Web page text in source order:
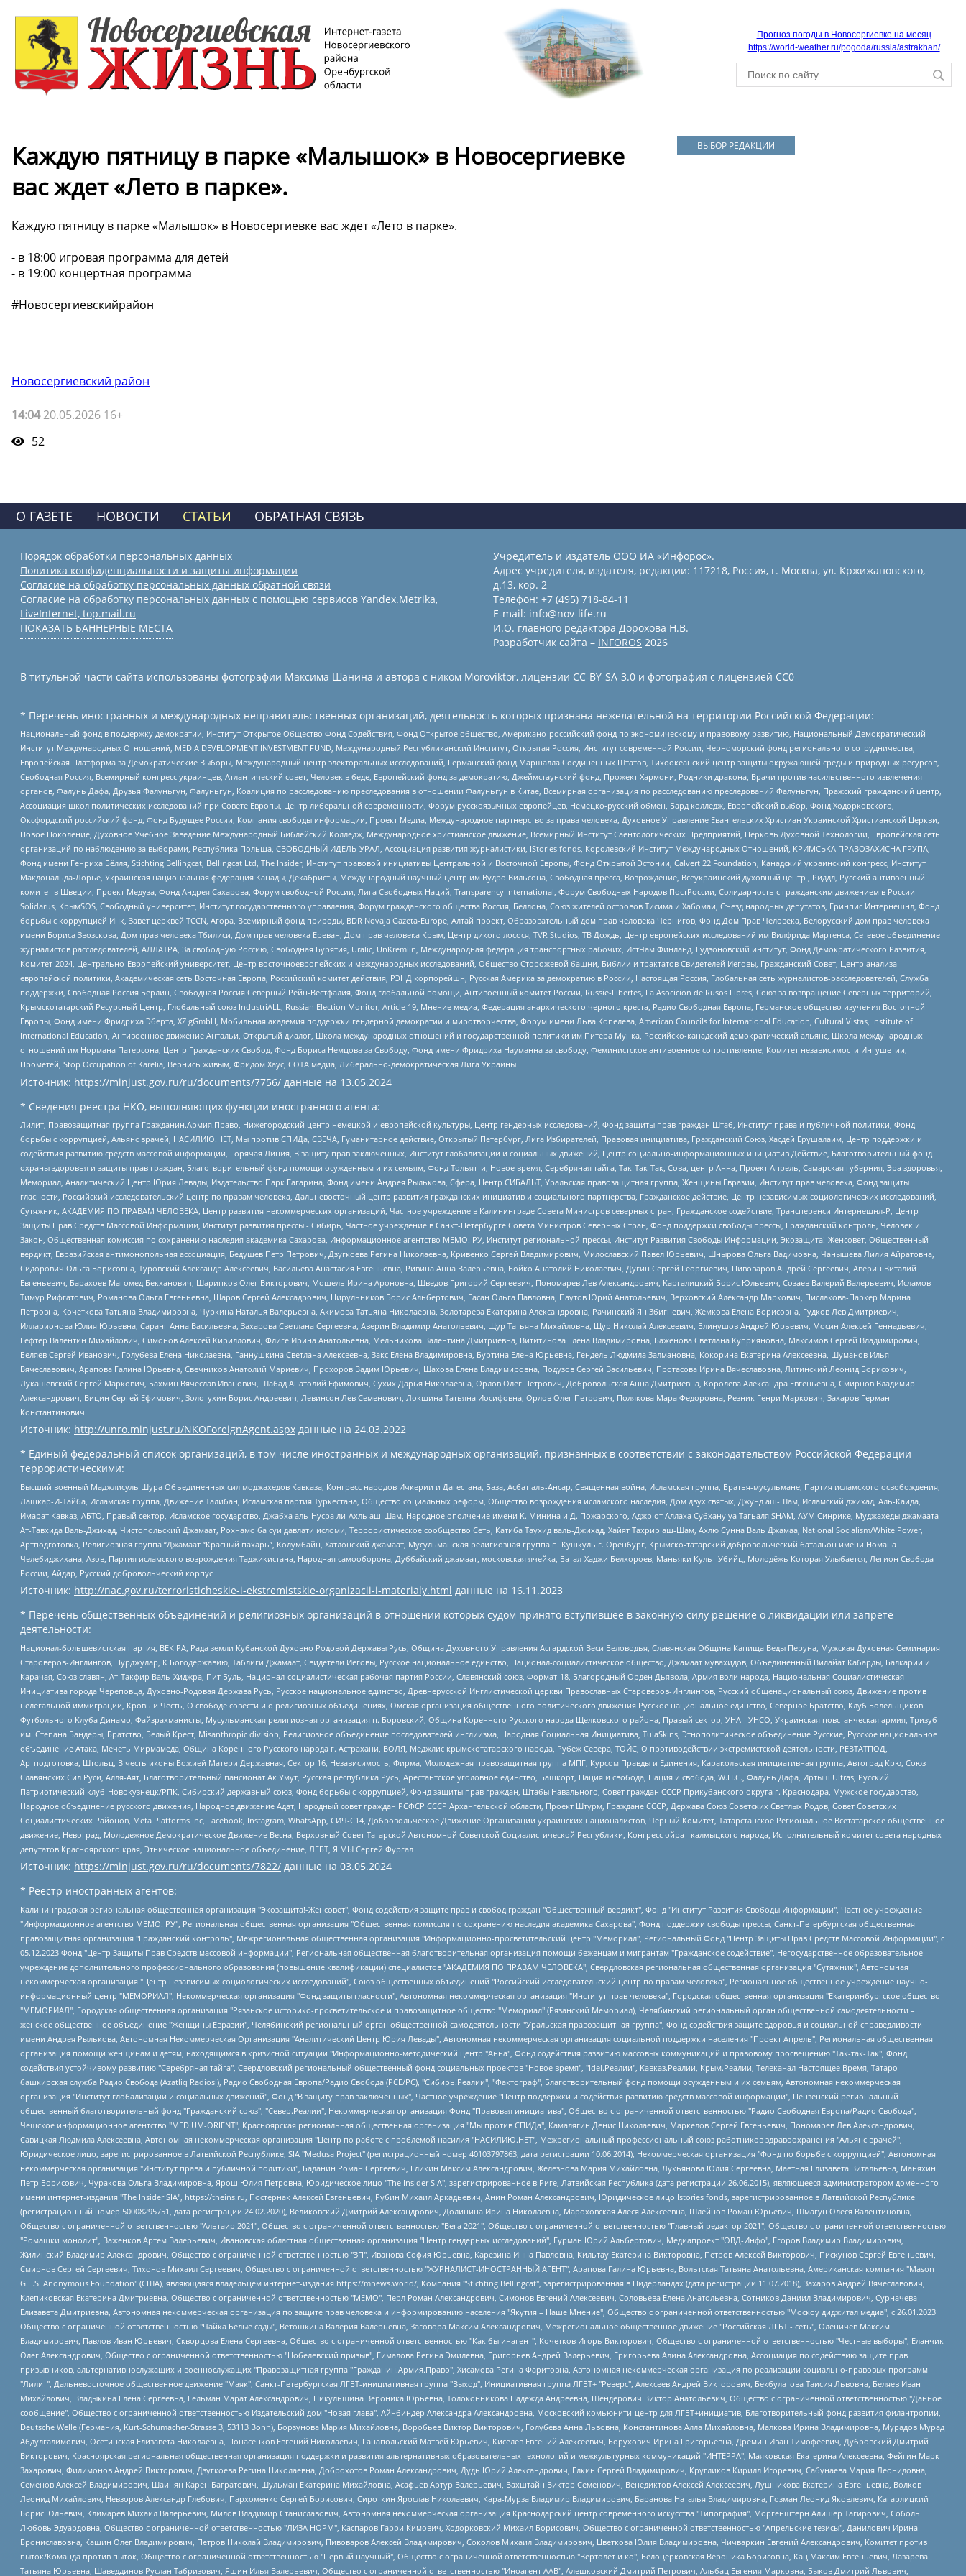
Прогноз погоды в Новосергиевке на месяц
https://world-weather.ru/pogoda/russia/astrakhan/
Каждую пятницу в парке «Малышок» в Новосергиевке
вас ждет «Лето в парке».
Каждую пятницу в парке «Малышок» в Новосергиевке вас ждет «Лето в парке».
- в 18:00 игровая программа для детей
- в 19:00 концертная программа
#Новосергиевскийрайон
Новосергиевский район
14:0420.05.2026 16+
52
ВЫБОР РЕДАКЦИИ
О ГАЗЕТЕ НОВОСТИ СТАТЬИ ОБРАТНАЯ СВЯЗЬ
Порядок обработки персональных данных
Политика конфиденциальности и защиты информации
Согласие на обработку персональных данных обратной связи
Согласие на обработку персональных данных с помощью сервисов Yandex.Metrika,
LiveInternet, top.mail.ru
ПОКАЗАТЬ БАННЕРНЫЕ МЕСТА
Учредитель и издатель ООО ИА «Инфорос».
Адрес учредителя, издателя, редакции: 117218, Россия, г. Москва, ул. Кржижановского,
д.13, кор. 2
Телефон: +7 (495) 718-84-11
E-mail: info@nov-life.ru
И.О. главного редактора Дорохова Н.В.
Разработчик сайта – INFOROS 2026
В титульной части сайта использованы фотографии Максима Шанина и автора с ником Moroviktor, лицензии CC-BY-SA-3.0 и фотография с лицензией СС0
* Перечень иностранных и международных неправительственных организаций, деятельность которых признана нежелательной на территории Российской Федерации:
Национальный фонд в поддержку демократии, Институт Открытое Общество Фонд Содействия, Фонд Открытое общество, Американо-российский фонд по экономическому и правовому развитию, Национальный Демократический
Институт Международных Отношений, MEDIA DEVELOPMENT INVESTMENT FUND, Международный Республиканский Институт, Открытая Россия, Институт современной России, Черноморский фонд регионального сотрудничества,
Европейская Платформа за Демократические Выборы, Международный центр электоральных исследований, Германский фонд Маршалла Соединенных Штатов, Тихоокеанский центр защиты окружающей среды и природных ресурсов,
Свободная Россия, Всемирный конгресс украинцев, Атлантический совет, Человек в беде, Европейский фонд за демократию, Джеймстаунский фонд, Прожект Хармони, Родники дракона, Врачи против насильственного извлечения
органов, Фалунь Дафа, Друзья Фалуньгун, Фалуньгун, Коалиция по расследованию преследования в отношении Фалуньгун в Китае, Всемирная организация по расследованию преследований Фалуньгун, Пражский гражданский центр,
Ассоциация школ политических исследований при Совете Европы, Центр либеральной современности, Форум русскоязычных европейцев, Немецко-русский обмен, Бард колледж, Европейский выбор, Фонд Ходорковского,
Оксфордский российский фонд, Фонд Будущее России, Компания свободы информации, Проект Медиа, Международное партнерство за права человека, Духовное Управление Евангельских Христиан Украинской Христианской Церкви,
Новое Поколение, Духовное Учебное Заведение Международный Библейский Колледж, Международное христианское движение, Всемирный Институт Саентологических Предприятий, Церковь Духовной Технологии, Европейская сеть
организаций по наблюдению за выборами, Республика Польша, СВОБОДНЫЙ ИДЕЛЬ-УРАЛ, Ассоциация развития журналистики, IStories fonds, Королевский Институт Международных Отношений, КРИМСЬКА ПРАВОЗАХИСНА ГРУПА,
Фонд имени Генриха Бёлля, Stichting Bellingcat, Bellingcat Ltd, The Insider, Институт правовой инициативы Центральной и Восточной Европы, Фонд Открытой Эстонии, Calvert 22 Foundation, Канадский украинский конгресс, Институт
Макдональда-Лорье, Украинская национальная федерация Канады, Декабристы, Международный научный центр им Вудро Вильсона, Свободная пресса, Возрождение, Всеукраинский духовный центр , Риддл, Русский антивоенный
комитет в Швеции, Проект Медуза, Фонд Андрея Сахарова, Форум свободной России, Лига Свободных Наций, Transparеncy International, Форум Свободных Народов ПостРоссии, Солидарность с гражданским движением в России –
Solidarus, КрымSOS, Свободный университет, Институт государственного управления, Форум гражданского общества Россия, Беллона, Союз жителей островов Тисима и Хабомаи, Съезд народных депутатов, Гринпис Интернешнл, Фонд
борьбы с коррупцией Инк, Завет церквей TCCN, Агора, Всемирный фонд природы, BDR Novaja Gazeta-Europe, Алтай проект, Образовательный дом прав человека Чернигов, Фонд Дом Прав Человека, Белорусский дом прав человека
имени Бориса Звозскова, Дом прав человека Тбилиси, Дом прав человека Ереван, Дом прав человека Крым, Центр дикого лосося, TVR Studios, ТВ Дождь, Центр европейских исследований им Вилфрида Мартенса, Сетевое объединение
журналистов расследователей, АЛЛАТРА, За свободную Россию, Свободная Бурятия, Uralic, UnKremlin, Международная федерация транспортных рабочих, ИстЧам Финланд, Гудзоновский институт, Фонд Демократического Развития,
Комитет-2024, Центрально-Европейский университет, Центр восточноевропейских и международных исследований, Общество Сторожевой башни, Библии и трактатов Свидетелей Иеговы, Гражданский Совет, Центр анализа
европейской политики, Академическая сеть Восточная Европа, Российский комитет действия, РЭНД корпорейшн, Русская Америка за демократию в России, Настоящая Россия, Глобальная сеть журналистов-расследователей, Служба
поддержки, Свободная Россия Берлин, Свободная Россия Северный Рейн-Вестфалия, Фонд глобальной помощи, Антивоенный комитет России, Russie-Libertes, La Asocicion de Rusos Libres, Союз за возвращение Северных территорий,
Крымскотатарский Ресурсный Центр, Глобальный союз IndustriALL, Russian Election Monitor, Article 19, Мнение медиа, Федерация анархического черного креста, Радио Свободная Европа, Германское общество изучения Восточной
Европы, Фонд имени Фридриха Эберта, XZ gGmbH, Мобильная академия поддержки гендерной демократии и миротворчества, Форум имени Льва Копелева, American Councils for International Education, Cultural Vistas, Institute of
International Education, Антивоенное движение Антальи, Открытый диалог, Школа международных отношений и государственной политики им Питера Мунка, Российско-канадский демократический альянс, Школа международных
отношений им Нормана Патерсона, Центр Гражданских Свобод, Фонд Бориса Немцова за Свободу, Фонд имени Фридриха Науманна за свободу, Феминистское антивоенное сопротивление, Комитет независимости Ингушетии,
Прометей, Stop Occupation of Karelia, Вернись живым, Фридом Хаус, СОТА медиа, Либерально-демократическая Лига Украины
Источник: https://minjust.gov.ru/ru/documents/7756/ данные на 13.05.2024
* Сведения реестра НКО, выполняющих функции иностранного агента:
Лилит, Правозащитная группа Гражданин.Армия.Право, Нижегородский центр немецкой и европейской культуры, Центр гендерных исследований, Фонд защиты прав граждан Штаб, Институт права и публичной политики, Фонд
борьбы с коррупцией, Альянс врачей, НАСИЛИЮ.НЕТ, Мы против СПИДа, СВЕЧА, Гуманитарное действие, Открытый Петербург, Лига Избирателей, Правовая инициатива, Гражданский Союз, Хасдей Ерушалаим, Центр поддержки и
содействия развитию средств массовой информации, Горячая Линия, В защиту прав заключенных, Институт глобализации и социальных движений, Центр социально-информационных инициатив Действие, Благотворительный фонд
охраны здоровья и защиты прав граждан, Благотворительный фонд помощи осужденным и их семьям, Фонд Тольятти, Новое время, Серебряная тайга, Так-Так-Так, Сова, центр Анна, Проект Апрель, Самарская губерния, Эра здоровья,
Мемориал, Аналитический Центр Юрия Левады, Издательство Парк Гагарина, Фонд имени Андрея Рылькова, Сфера, Центр СИБАЛЬТ, Уральская правозащитная группа, Женщины Евразии, Институт прав человека, Фонд защиты
гласности, Российский исследовательский центр по правам человека, Дальневосточный центр развития гражданских инициатив и социального партнерства, Гражданское действие, Центр независимых социологических исследований,
Сутяжник, АКАДЕМИЯ ПО ПРАВАМ ЧЕЛОВЕКА, Центр развития некоммерческих организаций, Частное учреждение в Калининграде Совета Министров северных стран, Гражданское содействие, Трансперенси Интернешнл-Р, Центр
Защиты Прав Средств Массовой Информации, Институт развития прессы - Сибирь, Частное учреждение в Санкт-Петербурге Совета Министров Северных Стран, Фонд поддержки свободы прессы, Гражданский контроль, Человек и
Закон, Общественная комиссия по сохранению наследия академика Сахарова, Информационное агентство МЕМО. РУ, Институт региональной прессы, Институт Развития Свободы Информации, Экозащита!-Женсовет, Общественный
вердикт, Евразийская антимонопольная ассоциация, Бедушев Петр Петрович, Дзугкоева Регина Николаевна, Кривенко Сергей Владимирович, Милославский Павел Юрьевич, Шнырова Ольга Вадимовна, Чанышева Лилия Айратовна,
Сидорович Ольга Борисовна, Туровский Александр Алексеевич, Васильева Анастасия Евгеньевна, Ривина Анна Валерьевна, Бойко Анатолий Николаевич, Дугин Сергей Георгиевич, Пивоваров Андрей Сергеевич, Аверин Виталий
Евгеньевич, Барахоев Магомед Бекханович, Шарипков Олег Викторович, Мошель Ирина Ароновна, Шведов Григорий Сергеевич, Пономарев Лев Александрович, Каргалицкий Борис Юльевич, Созаев Валерий Валерьевич, Исламов
Тимур Рифгатович, Романова Ольга Евгеньевна, Щаров Сергей Алексадрович, Цирульников Борис Альбертович, Гасан Ольга Павловна, Паутов Юрий Анатольевич, Верховский Александр Маркович, Пислакова-Паркер Марина
Петровна, Кочеткова Татьяна Владимировна, Чуркина Наталья Валерьевна, Акимова Татьяна Николаевна, Золотарева Екатерина Александровна, Рачинский Ян Збигневич, Жемкова Елена Борисовна, Гудков Лев Дмитриевич,
Илларионова Юлия Юрьевна, Саранг Анна Васильевна, Захарова Светлана Сергеевна, Аверин Владимир Анатольевич, Щур Татьяна Михайловна, Щур Николай Алексеевич, Блинушов Андрей Юрьевич, Мосин Алексей Геннадьевич,
Гефтер Валентин Михайлович, Симонов Алексей Кириллович, Флиге Ирина Анатольевна, Мельникова Валентина Дмитриевна, Вититинова Елена Владимировна, Баженова Светлана Куприяновна, Максимов Сергей Владимирович,
Беляев Сергей Иванович, Голубева Елена Николаевна, Ганнушкина Светлана Алексеевна, Закс Елена Владимировна, Буртина Елена Юрьевна, Гендель Людмила Залмановна, Кокорина Екатерина Алексеевна, Шуманов Илья
Вячеславович, Арапова Галина Юрьевна, Свечников Анатолий Мариевич, Прохоров Вадим Юрьевич, Шахова Елена Владимировна, Подузов Сергей Васильевич, Протасова Ирина Вячеславовна, Литинский Леонид Борисович,
Лукашевский Сергей Маркович, Бахмин Вячеслав Иванович, Шабад Анатолий Ефимович, Сухих Дарья Николаевна, Орлов Олег Петрович, Добровольская Анна Дмитриевна, Королева Александра Евгеньевна, Смирнов Владимир
Александрович, Вицин Сергей Ефимович, Золотухин Борис Андреевич, Левинсон Лев Семенович, Локшина Татьяна Иосифовна, Орлов Олег Петрович, Полякова Мара Федоровна, Резник Генри Маркович, Захаров Герман
Константинович
Источник: http://unro.minjust.ru/NKOForeignAgent.aspx данные на 24.03.2022
* Единый федеральный список организаций, в том числе иностранных и международных организаций, признанных в соответствии с законодательством Российской Федерации
террористическими:
Высший военный Маджлисуль Шура Объединенных сил моджахедов Кавказа, Конгресс народов Ичкерии и Дагестана, База, Асбат аль-Ансар, Священная война, Исламская группа, Братья-мусульмане, Партия исламского освобождения,
Лашкар-И-Тайба, Исламская группа, Движение Талибан, Исламская партия Туркестана, Общество социальных реформ, Общество возрождения исламского наследия, Дом двух святых, Джунд аш-Шам, Исламский джихад, Аль-Каида,
Имарат Кавказ, АБТО, Правый сектор, Исламское государство, Джабха аль-Нусра ли-Ахль аш-Шам, Народное ополчение имени К. Минина и Д. Пожарского, Аджр от Аллаха Субхану уа Тагьаля SHAM, АУМ Синрике, Муджахеды джамаата
Ат-Тавхида Валь-Джихад, Чистопольский Джамаат, Рохнамо ба суи давлати исломи, Террористическое сообщество Сеть, Катиба Таухид валь-Джихад, Хайят Тахрир аш-Шам, Ахлю Сунна Валь Джамаа, National Socialism/White Power,
Артподготовка, Религиозная группа “Джамаат “Красный пахарь”, Колумбайн, Хатлонский джамаат, Мусульманская религиозная группа п. Кушкуль г. Оренбург, Крымско-татарский добровольческий батальон имени Номана
Челебиджихана, Азов, Партия исламского возрождения Таджикистана, Народная самооборона, Дуббайский джамаат, московская ячейка, Батал-Хаджи Белхороев, Маньяки Культ Убийц, Молодёжь Которая Улыбается, Легион Свобода
России, Айдар, Русский добровольческий корпус
Источник: http://nac.gov.ru/terroristicheskie-i-ekstremistskie-organizacii-i-materialy.html данные на 16.11.2023
* Перечень общественных объединений и религиозных организаций в отношении которых судом принято вступившее в законную силу решение о ликвидации или запрете
деятельности:
Национал-большевистская партия, ВЕК РА, Рада земли Кубанской Духовно Родовой Державы Русь, Община Духовного Управления Асгардской Веси Беловодья, Славянская Община Капища Веды Перуна, Мужская Духовная Семинария
Староверов-Инглингов, Нурджулар, К Богодержавию, Таблиги Джамаат, Свидетели Иеговы, Русское национальное единство, Национал-социалистическое общество, Джамаат мувахидов, Объединенный Вилайат Кабарды, Балкарии и
Карачая, Союз славян, Ат-Такфир Валь-Хиджра, Пит Буль, Национал-социалистическая рабочая партия России, Славянский союз, Формат-18, Благородный Орден Дьявола, Армия воли народа, Национальная Социалистическая
Инициатива города Череповца, Духовно-Родовая Держава Русь, Русское национальное единство, Древнерусской Инглистической церкви Православных Староверов-Инглингов, Русский общенациональный союз, Движение против
нелегальной иммиграции, Кровь и Честь, О свободе совести и о религиозных объединениях, Омская организация общественного политического движения Русское национальное единство, Северное Братство, Клуб Болельщиков
Футбольного Клуба Динамо, Файзрахманисты, Мусульманская религиозная организация п. Боровский, Община Коренного Русского народа Щелковского района, Правый сектор, УНА - УНСО, Украинская повстанческая армия, Тризуб
им. Степана Бандеры, Братство, Белый Крест, Misanthropic division, Религиозное объединение последователей инглиизма, Народная Социальная Инициатива, TulaSkins, Этнополитическое объединение Русские, Русское национальное
объединение Атака, Мечеть Мирмамеда, Община Коренного Русского народа г. Астрахани, ВОЛЯ, Меджлис крымскотатарского народа, Рубеж Севера, ТОЙС, О противодействии экстремистской деятельности, РЕВТАТПОД,
Артподготовка, Штольц, В честь иконы Божией Матери Державная, Сектор 16, Независимость, Фирма, Молодежная правозащитная группа МПГ, Курсом Правды и Единения, Каракольская инициативная группа, Автоград Крю, Союз
Славянских Сил Руси, Алля-Аят, Благотворительный пансионат Ак Умут, Русская республика Русь, Арестантское уголовное единство, Башкорт, Нация и свобода, Нация и свобода, W.H.С., Фалунь Дафа, Иртыш Ultras, Русский
Патриотический клуб-Новокузнецк/РПК, Сибирский державный союз, Фонд борьбы с коррупцией, Фонд защиты прав граждан, Штабы Навального, Совет граждан СССР Прикубанского округа г. Краснодара, Мужское государство,
Народное объединение русского движения, Народное движение Адат, Народный совет граждан РСФСР СССР Архангельской области, Проект Штурм, Граждане СССР, Держава Союз Советских Светлых Родов, Совет Советских
Социалистических Районов, Meta Platforms Inc, Facebook, Instagram, WhatsApp, СИЧ-С14, Добровольческое Движение Организации украинских националистов, Черный Комитет, Татарстанское Региональное Всетатарское общественное
движение, Невоград, Молодежное Демократическое Движение Весна, Верховный Совет Татарской Автономной Советской Социалистической Республики, Конгресс ойрат-калмыцкого народа, Исполнительный комитет совета народных
депутатов Красноярского края, Этническое национальное объединение, ЛГБТ, Я.МЫ Сергей Фургал
Источник: https://minjust.gov.ru/ru/documents/7822/ данные на 03.05.2024
* Реестр иностранных агентов:
Калининградская региональная общественная организация "Экозащита!-Женсовет", Фонд содействия защите прав и свобод граждан "Общественный вердикт", Фонд "Институт Развития Свободы Информации", Частное учреждение "Информационное агентство МЕМО. РУ", Региональная общественная организация "Общественная комиссия по сохранению наследия академика Сахарова", Фонд поддержки свободы прессы, Санкт-Петербургская общественная правозащитная организация "Гражданский контроль", Межрегиональная общественная организация "Информационно-просветительский центр "Мемориал", Региональный Фонд "Центр Защиты Прав Средств Массовой Информации", с 05.12.2023 Фонд "Центр Защиты Прав Средств массовой информации", Региональная общественная благотворительная организация помощи беженцам и мигрантам "Гражданское содействие", Негосударственное образовательное учреждение дополнительного профессионального образования (повышение квалификации) специалистов "АКАДЕМИЯ ПО ПРАВАМ ЧЕЛОВЕКА", Свердловская региональная общественная организация "Сутяжник", Автономная некоммерческая организация "Центр независимых социологических исследований", Союз общественных объединений "Российский исследовательский центр по правам человека", Региональное общественное учреждение научно-информационный центр "МЕМОРИАЛ", Некоммерческая организация "Фонд защиты гласности", Автономная некоммерческая организация "Институт прав человека", Городская общественная организация "Екатеринбургское общество "МЕМОРИАЛ", Городская общественная организация "Рязанское историко-просветительское и правозащитное общество "Мемориал" (Рязанский Мемориал), Челябинский региональный орган общественной самодеятельности – женское общественное объединение "Женщины Евразии", Челябинский региональный орган общественной самодеятельности "Уральская правозащитная группа", Фонд содействия защите здоровья и социальной справедливости имени Андрея Рылькова, Автономная Некоммерческая Организация "Аналитический Центр Юрия Левады", Автономная некоммерческая организация социальной поддержки населения "Проект Апрель", Региональная общественная организация помощи женщинам и детям, находящимся в кризисной ситуации "Информационно-методический центр "Анна", Фонд содействия развитию массовых коммуникаций и правовому просвещению "Так-так-Так", Фонд содействия устойчивому развитию "Серебряная тайга", Свердловский региональный общественный фонд социальных проектов "Новое время", "Idel.Реалии", Кавказ.Реалии, Крым.Реалии, Телеканал Настоящее Время, Татаро-башкирская служба Радио Свобода (Azatliq Radiosi), Радио Свободная Европа/Радио Свобода (PCE/PC), "Сибирь.Реалии", "Фактограф", Благотворительный фонд помощи осужденным и их семьям, Автономная некоммерческая организация "Институт глобализации и социальных движений", Фонд "В защиту прав заключенных", Частное учреждение "Центр поддержки и содействия развитию средств массовой информации", Пензенский региональный общественный благотворительный фонд "Гражданский союз", "Север.Реалии", Некоммерческая организация Фонд "Правовая инициатива", Общество с ограниченной ответственностью "Радио Свободная Европа/Радио Свобода", Чешское информационное агентство "MEDIUM-ORIENT", Красноярская региональная общественная организация "Мы против СПИДа", Камалягин Денис Николаевич, Маркелов Сергей Евгеньевич, Пономарев Лев Александрович, Савицкая Людмила Алексеевна, Автономная некоммерческая организация "Центр по работе с проблемой насилия "НАСИЛИЮ.НЕТ", Межрегиональный профессиональный союз работников здравоохранения "Альянс врачей", Юридическое лицо, зарегистрированное в Латвийской Республике, SIA "Medusa Project" (регистрационный номер 40103797863, дата регистрации 10.06.2014), Некоммерческая организация "Фонд по борьбе с коррупцией", Автономная некоммерческая организация "Институт права и публичной политики", Баданин Роман Сергеевич, Гликин Максим Александрович, Железнова Мария Михайловна, Лукьянова Юлия Сергеевна, Маетная Елизавета Витальевна, Маняхин Петр Борисович, Чуракова Ольга Владимировна, Ярош Юлия Петровна, Юридическое лицо "The Insider SIA", зарегистрированное в Риге, Латвийская Республика (дата регистрации 26.06.2015), являющееся администратором доменного имени интернет-издания "The Insider SIA", https://theins.ru, Постернак Алексей Евгеньевич, Рубин Михаил Аркадьевич, Анин Роман Александрович, Юридическое лицо Istories fonds, зарегистрированное в Латвийской Республике (регистрационный номер 50008295751, дата регистрации 24.02.2020), Великовский Дмитрий Александрович, Долинина Ирина Николаевна, Мароховская Алеся Алексеевна, Шлейнов Роман Юрьевич, Шмагун Олеся Валентиновна, Общество с ограниченной ответственностью "Альтаир 2021", Общество с ограниченной ответственностью "Вега 2021", Общество с ограниченной ответственностью "Главный редактор 2021", Общество с ограниченной ответственностью "Ромашки монолит", Важенков Артем Валерьевич, Ивановская областная общественная организация "Центр гендерных исследований", Гурман Юрий Альбертович, Медиапроект "ОВД-Инфо", Егоров Владимир Владимирович, Жилинский Владимир Александрович, Общество с ограниченной ответственностью "ЗП", Иванова София Юрьевна, Карезина Инна Павловна, Кильтау Екатерина Викторовна, Петров Алексей Викторович, Пискунов Сергей Евгеньевич, Смирнов Сергей Сергеевич, Тихонов Михаил Сергеевич, Общество с ограниченной ответственностью "ЖУРНАЛИСТ-ИНОСТРАННЫЙ АГЕНТ", Арапова Галина Юрьевна, Вольтская Татьяна Анатольевна, Американская компания "Mason G.E.S. Anonymous Foundation" (США), являющаяся владельцем интернет-издания https://mnews.world/, Компания "Stichting Bellingcat", зарегистрированная в Нидерландах (дата регистрации 11.07.2018), Захаров Андрей Вячеславович, Клепиковская Екатерина Дмитриевна, Общество с ограниченной ответственностью "МЕМО", Перл Роман Александрович, Симонов Евгений Алексеевич, Соловьева Елена Анатольевна, Сотников Даниил Владимирович, Сурначева Елизавета Дмитриевна, Автономная некоммерческая организация по защите прав человека и информированию населения "Якутия – Наше Мнение", Общество с ограниченной ответственностью "Москоу диджитал медиа", с 26.01.2023 Общество с ограниченной ответственностью "Чайка Белые сады", Ветошкина Валерия Валерьевна, Заговора Максим Александрович, Межрегиональное общественное движение "Российская ЛГБТ - сеть", Оленичев Максим Владимирович, Павлов Иван Юрьевич, Скворцова Елена Сергеевна, Общество с ограниченной ответственностью "Как бы инагент", Кочетков Игорь Викторович, Общество с ограниченной ответственностью "Честные выборы", Еланчик Олег Александрович, Общество с ограниченной ответственностью "Нобелевский призыв", Гималова Регина Эмилевна, Григорьев Андрей Валерьевич, Григорьева Алина Александровна, Ассоциация по содействию защите прав призывников, альтернативнослужащих и военнослужащих "Правозащитная группа "Гражданин.Армия.Право", Хисамова Регина Фаритовна, Автономная некоммерческая организация по реализации социально-правовых программ "Лилит", Дальневосточное общественное движение "Маяк", Санкт-Петербургская ЛГБТ-инициативная группа "Выход", Инициативная группа ЛГБТ+ "Реверс", Алексеев Андрей Викторович, Бекбулатова Таисия Львовна, Беляев Иван Михайлович, Владыкина Елена Сергеевна, Гельман Марат Александрович, Никульшина Вероника Юрьевна, Толоконникова Надежда Андреевна, Шендерович Виктор Анатольевич, Общество с ограниченной ответственностью "Данное сообщение", Общество с ограниченной ответственностью Издательский дом "Новая глава", Айнбиндер Александра Александровна, Московский комьюнити-центр для ЛГБТ+инициатив, Благотворительный фонд развития филантропии, Deutsche Welle (Германия, Kurt-Schumacher-Strasse 3, 53113 Bonn), Борзунова Мария Михайловна, Воробьев Виктор Викторович, Голубева Анна Львовна, Константинова Алла Михайловна, Малкова Ирина Владимировна, Мурадов Мурад Абдулгалимович, Осетинская Елизавета Николаевна, Понасенков Евгений Николаевич, Ганапольский Матвей Юрьевич, Киселев Евгений Алексеевич, Борухович Ирина Григорьевна, Дремин Иван Тимофеевич, Дубровский Дмитрий Викторович, Красноярская региональная общественная организация поддержки и развития альтернативных образовательных технологий и межкультурных коммуникаций "ИНТЕРРА", Маяковская Екатерина Алексеевна, Фейгин Марк Захарович, Филимонов Андрей Викторович, Дзугкоева Регина Николаевна, Доброхотов Роман Александрович, Дудь Юрий Александрович, Елкин Сергей Владимирович, Кругликов Кирилл Игоревич, Сабунаева Мария Леонидовна, Семенов Алексей Владимирович, Шаинян Карен Багратович, Шульман Екатерина Михайловна, Асафьев Артур Валерьевич, Вахштайн Виктор Семенович, Венедиктов Алексей Алексеевич, Лушникова Екатерина Евгеньевна, Волков Леонид Михайлович, Невзоров Александр Глебович, Пархоменко Сергей Борисович, Сироткин Ярослав Николаевич, Кара-Мурза Владимир Владимирович, Баранова Наталья Владимировна, Гозман Леонид Яковлевич, Кагарлицкий Борис Юльевич, Климарев Михаил Валерьевич, Милов Владимир Станиславович, Автономная некоммерческая организация Краснодарский центр современного искусства "Типография", Моргенштерн Алишер Тагирович, Соболь Любовь Эдуардовна, Общество с ограниченной ответственностью "ЛИЗА НОРМ", Каспаров Гарри Кимович, Ходорковский Михаил Борисович, Общество с ограниченной ответственностью "Апрельские тезисы", Данилович Ирина Брониславовна, Кашин Олег Владимирович, Петров Николай Владимирович, Пивоваров Алексей Владимирович, Соколов Михаил Владимирович, Цветкова Юлия Владимировна, Чичваркин Евгений Александрович, Комитет против пыток/Команда против пыток, Общество с ограниченной ответственностью "Первый научный", Общество с ограниченной ответственностью "Вертолет и ко", Белоцерковская Вероника Борисовна, Кац Максим Евгеньевич, Лазарева Татьяна Юрьевна, Шаведдинов Руслан Табризович, Яшин Илья Валерьевич, Общество с ограниченной ответственностью "Иноагент ААВ", Алешковский Дмитрий Петрович, Альбац Евгения Марковна, Быков Дмитрий Львович, Галямина Юлия Евгеньевна, Лойко Сергей Леонидович, Мартынов Кирилл Константинович, Медведев Сергей Александрович, Крашенинников Федор Геннадиевич, Гордеева Катерина Вл